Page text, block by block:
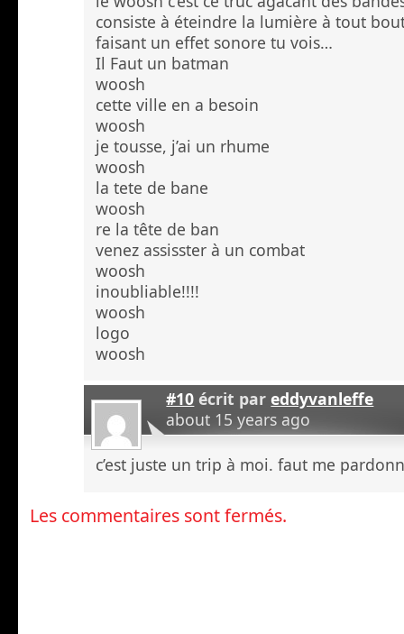
consiste à éteindre la lumière à tout
faisant un effet sonore tu vois…
Il Faut un batman
woosh
cette ville en a besoin
woosh
je tousse, j’ai un rhume
woosh
la tete de bane
woosh
re la tête de ban
venez assisster à un combat
woosh
inoubliable!!!!
woosh
logo
woosh
#10 écrit pareddyvanleffe
about 15 years ago
c’est juste un trip à moi. faut me
Les commentaires sont fermés.